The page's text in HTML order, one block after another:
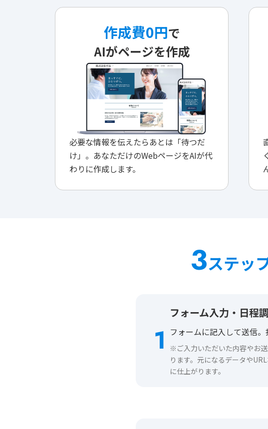
作成費0円で
AIがページを作成
必要な情報を伝えたらあとは「待つだ
け」。あなただけのWebページをAIが代
わりに作成します。
3ステッ
1
フォーム入力・日程
フォームに記入して送信。
※ご入力いただいた内容やお
ります。元になるデータや
に仕上がります。